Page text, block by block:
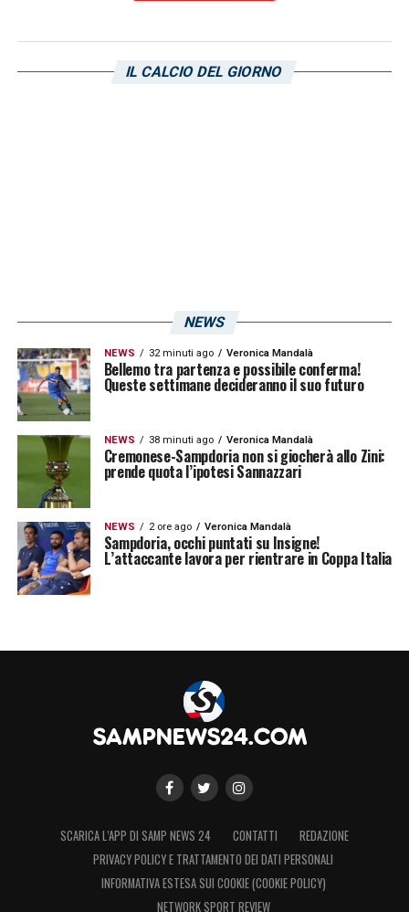
scozzesi avrebbero già presentato adAaron
Maloudaun progetto tecnico dettagliato,
IL CALCIO DEL GIORNO
NEWS
NEWS 32 minuti ago Veronica Mandalà
Bellemo tra partenza e possibile conferma!
Queste settimane decideranno il suo futuro
NEWS 38 minuti ago Veronica Mandalà
Cremonese-Sampdoria non si giocherà allo Zini:
prende quota l’ipotesi Sannazzari
NEWS 2 ore ago Veronica Mandalà
Sampdoria, occhi puntati su Insigne!
L’attaccante lavora per rientrare in Coppa Italia
SCARICA L’APP DI SAMP NEWS 24 CONTATTI
REDAZIONE
PRIVACY POLICY E TRATTAMENTO DEI DATI PERSONALI
INFORMATIVA ESTESA SUI COOKIE (COOKIE POLICY)
NETWORK SPORT REVIEW